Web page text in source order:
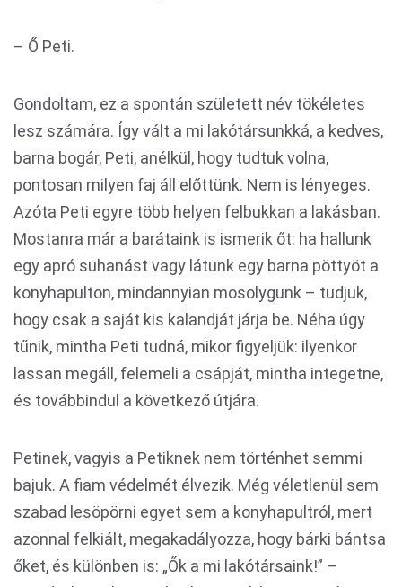
– Ő Peti.
Gondoltam, ez a spontán született név tökéletes
lesz számára. Így vált a mi lakótársunkká, a kedves,
barna bogár, Peti, anélkül, hogy tudtuk volna,
pontosan milyen faj áll előttünk. Nem is lényeges.
Azóta Peti egyre több helyen felbukkan a lakásban.
Mostanra már a barátaink is ismerik őt: ha hallunk
egy apró suhanást vagy látunk egy barna pöttyöt a
konyhapulton, mindannyian mosolygunk – tudjuk,
hogy csak a saját kis kalandját járja be. Néha úgy
tűnik, mintha Peti tudná, mikor figyeljük: ilyenkor
lassan megáll, felemeli a csápját, mintha integetne,
és továbbindul a következő útjára.
Petinek, vagyis a Petiknek nem történhet semmi
bajuk. A fiam védelmét élvezik. Még véletlenül sem
szabad lesöpörni egyet sem a konyhapultról, mert
azonnal felkiált, megakadályozza, hogy bárki bántsa
őket, és különben is: „Ők a mi lakótársaink!” –